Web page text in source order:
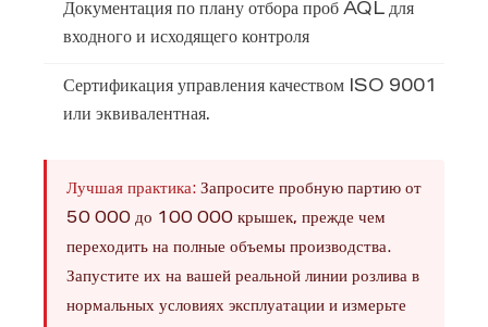
Документация по плану отбора проб AQL для
входного и исходящего контроля
Сертификация управления качеством ISO 9001
или эквивалентная.
Лучшая практика:Запросите пробную партию от
50 000 до 100 000 крышек, прежде чем
переходить на полные объемы производства.
Запустите их на вашей реальной линии розлива в
нормальных условиях эксплуатации и измерьте